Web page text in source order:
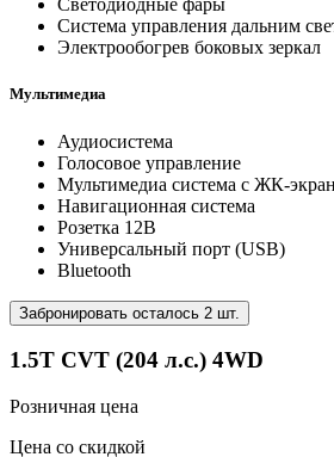
Светодиодные фары
Система управления дальним
Электрообогрев боковых зеркал
Мультимедиа
Аудиосистема
Голосовое управление
Мультимедиа система с ЖК-
Навигационная система
Розетка 12В
Универсальный порт (USB)
Bluetooth
Забронировать осталось 2 шт.
1.5T CVT (204 л.с.) 4WD
Розничная цена
Цена со скидкой